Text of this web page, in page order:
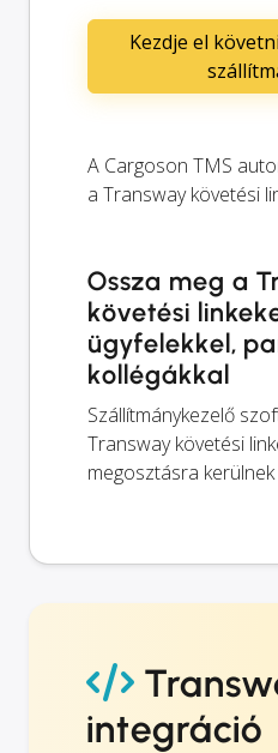
Kezdje el
A Cargoson TMS
a Transway követési
Ossza meg a
követési
ügyfelekkel,
kollégákkal
Szállítmánykezelő
Transway követési
megosztásra kerülnek
integráció